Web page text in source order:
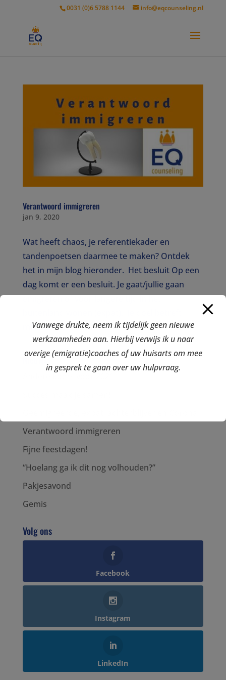
0031 (0)6 5788 1144 info@eqcounseling.nl
Verantwoord immigreren
jan 9, 2020
Wat heeft chaos, je referentiekader en
tandenpoetsen daarmee te maken? Ontdek
het in mijn blog hieronder. Het besluit Op een
dag komt er een besluit. Je gaat/jullie gaan
emigreren of voor langere tijd in het
misschien:...
Nieuws
Andere koers voor 2021
Verantwoord immigreren
Fijne feestdagen!
“Hoelang ga ik dit nog volhouden?”
Pakjesavond
Gemis
Volg ons
Facebook
Instagram
LinkedIn
modal-check
Vanwege drukte, neem ik tijdelijk geen nieuwe
werkzaamheden aan. Hierbij verwijs ik u naar
overige (emigratie)coaches of uw huisarts om mee
in gesprek te gaan over uw hulpvraag.